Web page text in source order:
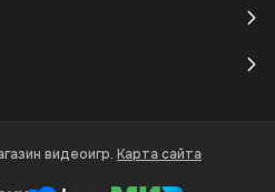
видеоигр. Карта сайта